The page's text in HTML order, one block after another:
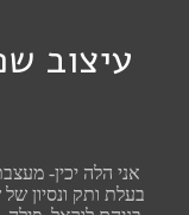
עיצוב
אני הלה יכין-
בעלת ותק ונסיון